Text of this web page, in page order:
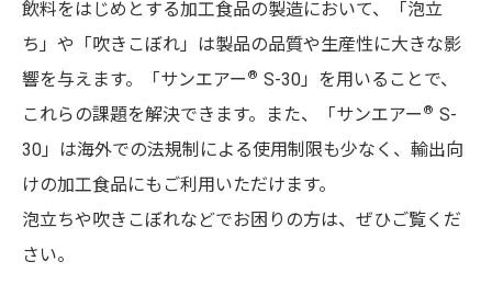
飲料をはじめとする加工食品の製造において、「泡立
ち」や「吹きこぼれ」は製品の品質や生産性に大きな影
響を与えます。「サンエアー ® S-30」を用いることで、
これらの課題を解決できます。また、「サンエアー ® S-
30」は海外での法規制による使用制限も少なく、輸出向
けの加工食品にもご利用いただけます。
泡立ちや吹きこぼれなどでお困りの方は、ぜひご覧くだ
さい。